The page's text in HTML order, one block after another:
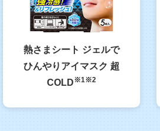
熱さまシート ジェルで
ひんやりアイマスク 超
COLD※1※2